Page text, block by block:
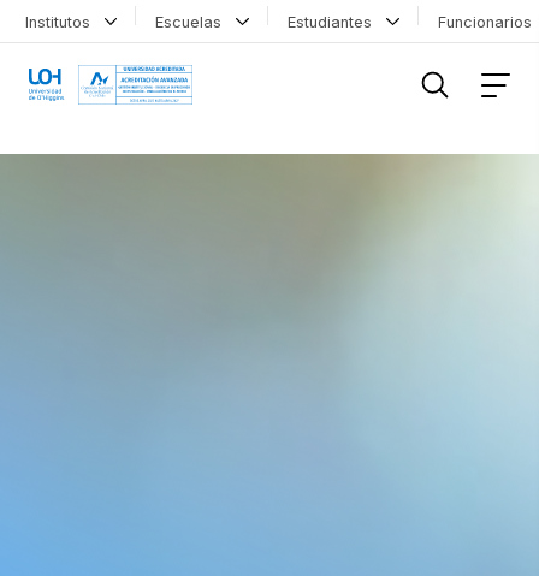
Institutos Escuelas Estudiantes